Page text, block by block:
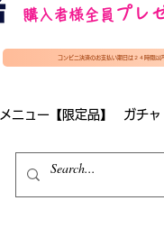
購入者様全員 プレ
コンビニ決済のお支払い期日は２４時間以
ニュー【限定品】 ガチ